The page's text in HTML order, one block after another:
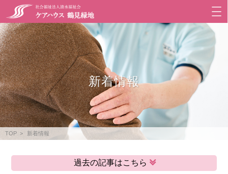
新着情報
TOP 新着情報
過去の記事はこちら